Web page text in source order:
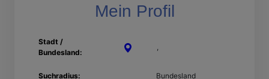
Mein Profil
Stadt /
Bundesland:
,
Suchradius: Bundesland